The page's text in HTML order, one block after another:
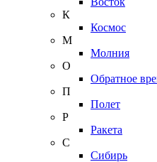
К
Космос
М
Молния
О
Обратное
П
Полет
Р
Ракета
С
Сибирь